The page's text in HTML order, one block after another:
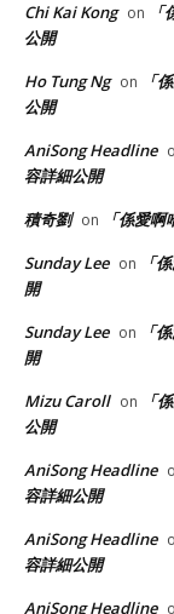
Chi Kai Kong on
公開
Ho Tung Ng on
「
公開
AniSong Headline
容詳細公開
積奇劉 on
「係愛
Sunday Lee on
「
開
Sunday Lee on
「
開
Mizu Caroll on
「
公開
AniSong Headline
容詳細公開
AniSong Headline
容詳細公開
AniSong Headline